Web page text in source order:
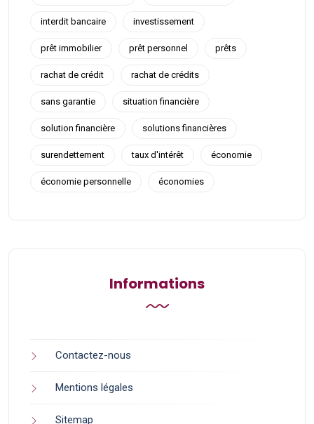
interdit bancaire investissement
prêt immobilier prêt personnel prêts
rachat de crédit rachat de crédits
sans garantie situation financière
solution financière solutions financières
surendettement taux d'intérêt économie
économie personnelle économies
Informations
Contactez-nous
Mentions légales
Sitemap